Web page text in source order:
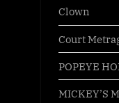
Clown
Court
POPEYE
MICKEY’S